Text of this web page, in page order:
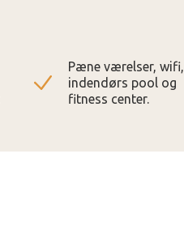
Pæne værelser, wifi,
indendørs pool og
fitness center.